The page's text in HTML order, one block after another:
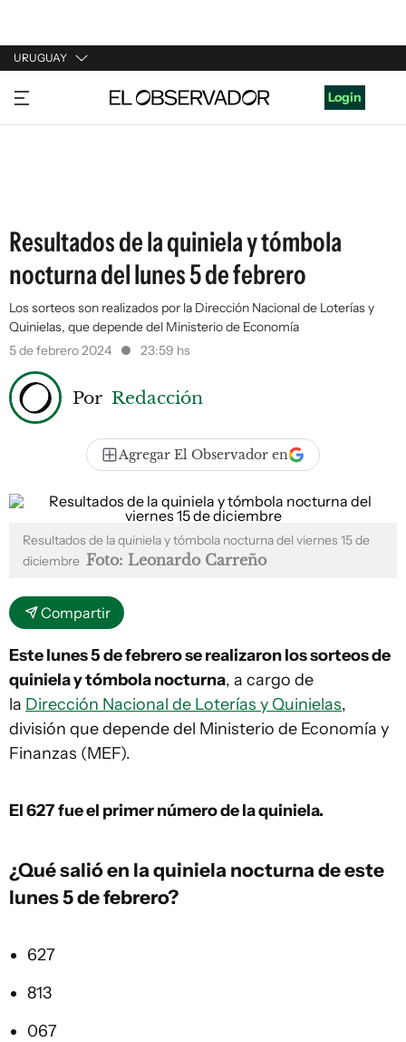
URUGUAY
URUGUAY
ARGENTINA
Login
Resultados de la quiniela y tómbola
nocturna del lunes 5 de febrero
Los sorteos son realizados por la Dirección Nacional de Loterías y
Quinielas, que depende del Ministerio de Economía
5 de febrero 2024
23:59 hs
Por Redacción
Agregar El Observador en
Resultados de la quiniela y tómbola nocturna del viernes 15 de
diciembre Foto: Leonardo Carreño
Compartir
Este lunes 5 de febrero se realizaron los sorteos de
quiniela y tómbola nocturna, a cargo de
la Dirección Nacional de Loterías y Quinielas,
división que depende del Ministerio de Economía y
Finanzas (MEF).
El 627fue el primer número de la quiniela.
¿Qué salió en la quiniela nocturna de este
lunes 5 de febrero?
627
813
067